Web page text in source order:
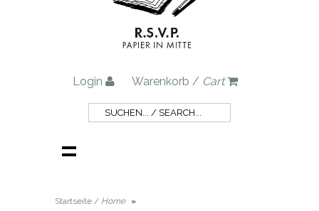
Login Warenkorb / Cart
Startseite / Home
»